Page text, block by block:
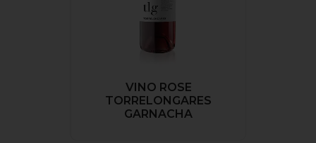
VINO ROSE
TORRELONGARES
GARNACHA